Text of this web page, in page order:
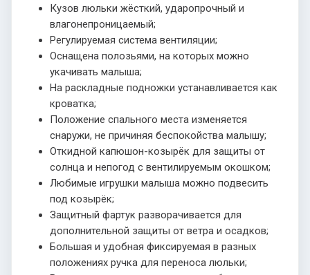
Кузов люльки жёсткий, ударопрочный и
влагонепроницаемый;
Регулируемая система вентиляции;
Оснащена полозьями, на которых можно
укачивать малыша;
На раскладные подножки устанавливается как
кроватка;
Положение спального места изменяется
снаружи, не причиняя беспокойства малышу;
Откидной капюшон-козырёк для защиты от
солнца и непогод с вентилируемым окошком;
Любимые игрушки малыша можно подвесить
под козырёк;
Защитный фартук разворачивается для
дополнительной защиты от ветра и осадков;
Большая и удобная фиксируемая в разных
положениях ручка для переноса люльки;